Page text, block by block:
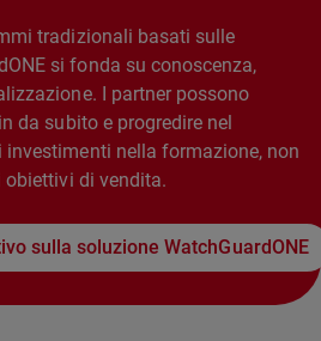
tradizionali basati sulle
si fonda su conoscenza,
I partner possono
da subito e progredire nel
nella formazione, non
di vendita.
sulla soluzione WatchGuardONE